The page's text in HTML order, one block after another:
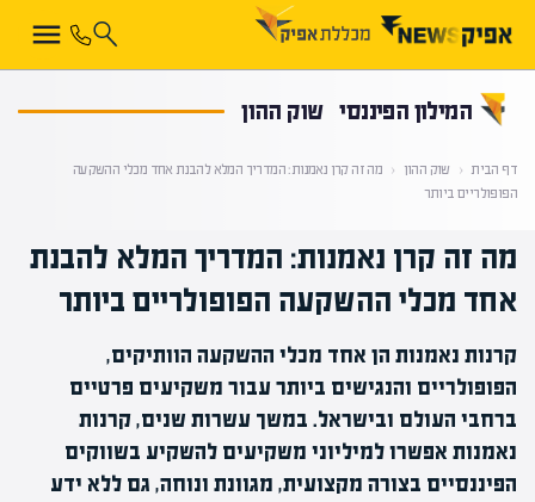
המילון הפיננסי שוק ההון
דף הבית ‹ שוק ההון ‹ מה זה קרן נאמנות: המדריך המלא להבנת אחד מכלי ההשקעה
הפופולריים ביותר
מה זה קרן נאמנות: המדריך המלא להבנת
אחד מכלי ההשקעה הפופולריים ביותר
קרנות נאמנות הן אחד מכלי ההשקעה הוותיקים,
הפופולריים והנגישים ביותר עבור משקיעים פרטיים
ברחבי העולם ובישראל. במשך עשרות שנים, קרנות
נאמנות אפשרו למיליוני משקיעים להשקיע בשווקים
הפיננסיים בצורה מקצועית, מגוונת ונוחה, גם ללא ידע